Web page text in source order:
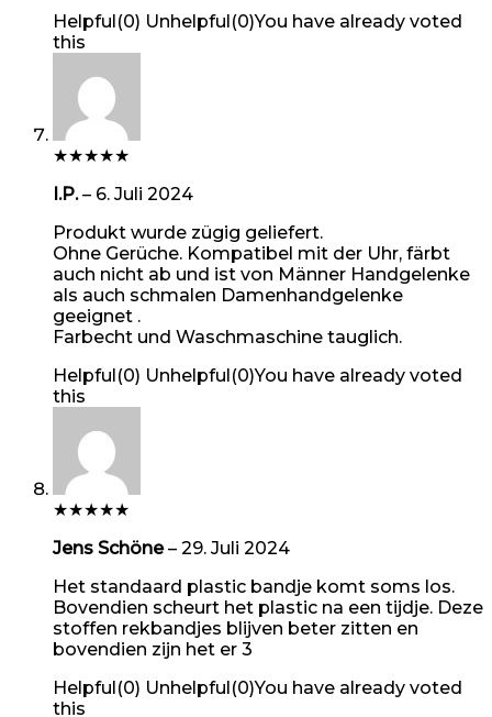
Helpful(0) Unhelpful(0)You have already voted
this
★★★★★
I.P.– 6. Juli 2024
Produkt wurde zügig geliefert.
Ohne Gerüche. Kompatibel mit der Uhr, färbt
auch nicht ab und ist von Männer Handgelenke
als auch schmalen Damenhandgelenke
geeignet .
Farbecht und Waschmaschine tauglich.
Helpful(0) Unhelpful(0)You have already voted
this
★★★★★
Jens Schöne– 29. Juli 2024
Het standaard plastic bandje komt soms los.
Bovendien scheurt het plastic na een tijdje. Deze
stoffen rekbandjes blijven beter zitten en
bovendien zijn het er 3
Helpful(0) Unhelpful(0)You have already voted
this